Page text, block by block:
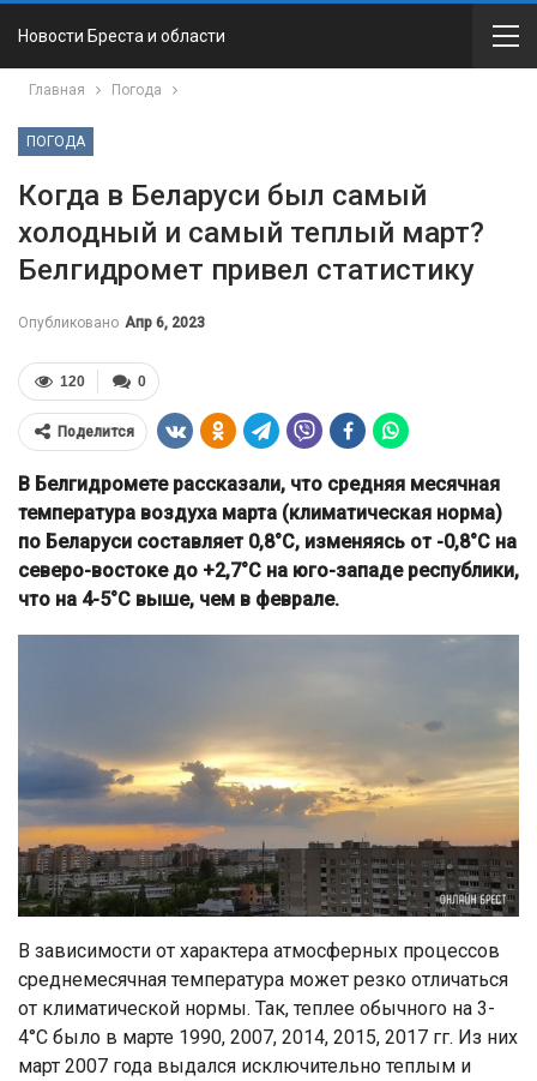
Новости Бреста и области
Главная Погода
ПОГОДА
Когда в Беларуси был самый
холодный и самый теплый март?
Белгидромет привел статистику
Опубликовано Апр 6, 2023
0
120
Поделится
В Белгидромете рассказали, что средняя месячная
температура воздуха марта (климатическая норма)
по Беларуси составляет 0,8°С, изменяясь от -0,8°С на
северо-востоке до +2,7°С на юго-западе республики,
что на 4-5°С выше, чем в феврале.
В зависимости от характера атмосферных процессов
среднемесячная температура может резко отличаться
от климатической нормы. Так, теплее обычного на 3-
4°С было в марте 1990, 2007, 2014, 2015, 2017 гг. Из них
март 2007 года выдался исключительно теплым и